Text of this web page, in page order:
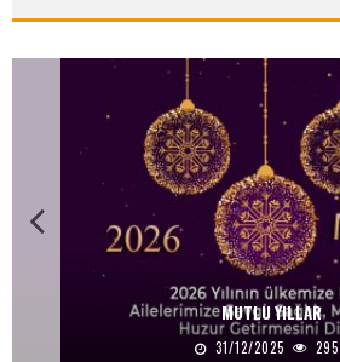
MUTLU YILLAR
31/12/2025 295